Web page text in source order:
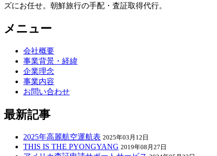
ズにお任せ。朝鮮旅行の手配・査証取得代行。
メニュー
会社概要
事業背景・経緯
企業理念
事業内容
お問い合わせ
最新記事
2025年高麗航空運航表 2025年03月12日
THIS IS THE PYONGYANG 2019年08月27日